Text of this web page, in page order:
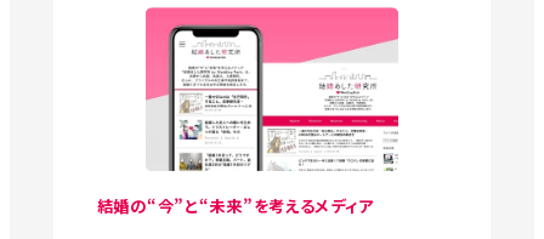
結婚の“今”と“未来”を考えるメディア